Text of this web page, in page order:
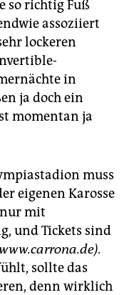
so richtig Fuß
assoziiert
lockeren
in
ja doch ein
momentan ja
muss
eigenen Karosse
mit
und Tickets sind
sollte das
denn wirklich